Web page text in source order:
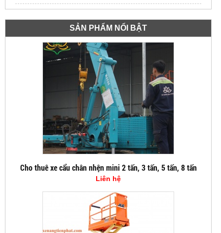
SẢN PHẨM NỔI BẬT
Cho thuê xe cẩu chân nhện mini 2 tấn, 3 tấn, 5 tấn, 8 tấn
Liên hệ